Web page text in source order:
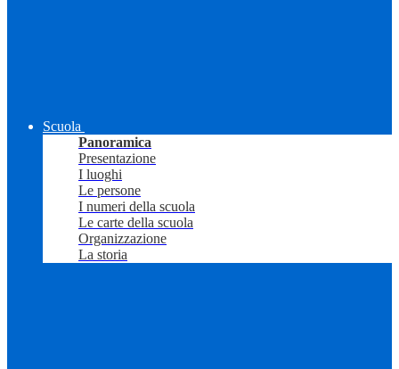
Scuola
Panoramica
Presentazione
I luoghi
Le persone
I numeri della scuola
Le carte della scuola
Organizzazione
La storia